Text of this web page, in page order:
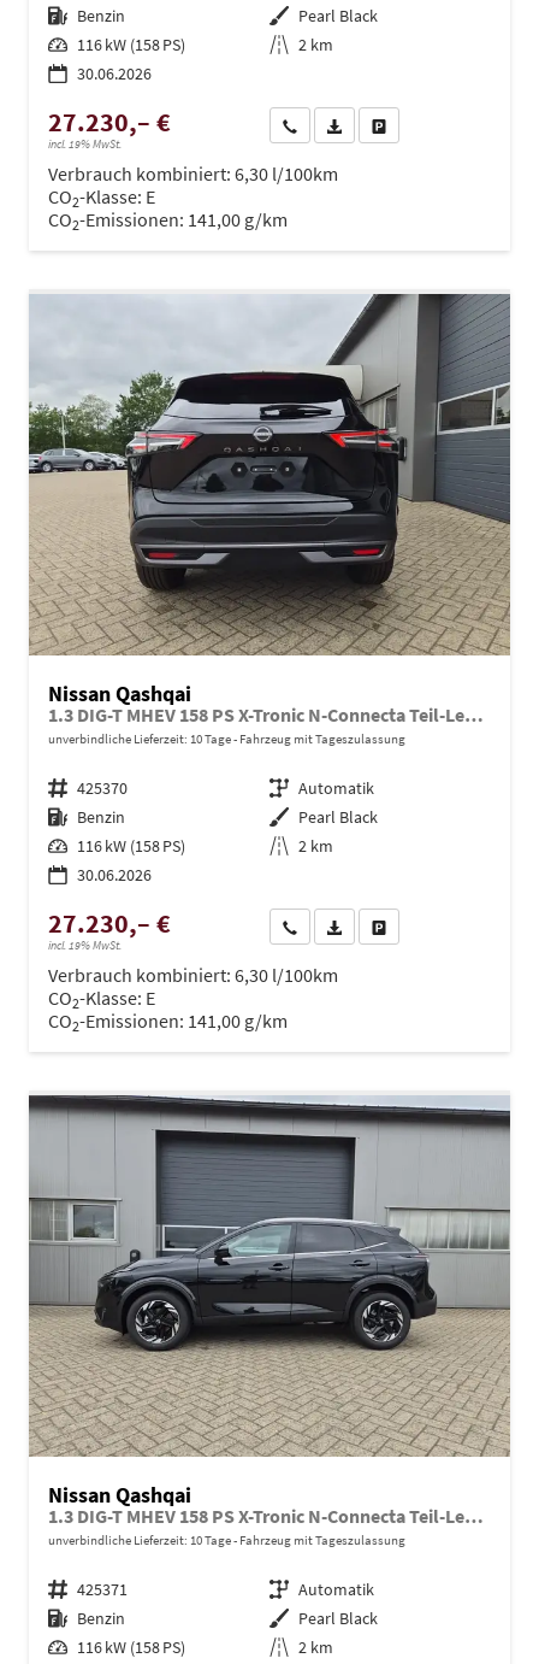
Kraftstoff Benzin Außenfarbe Pearl Black
Leistung 116 kW (158 PS) Kilometerstand 2 km
30.06.2026
27.230,– €
incl. 19% MwSt.
Wir rufen Sie anPDF-Datei, Fahrzeugexposé
Verbrauch kombiniert: 6,30 l/100km
CO2-Klasse: E
CO2-Emissionen: 141,00 g/km
Nissan Qashqai
1.3 DIG-T MHEV 158 PS X-Tronic N-Connecta Teil-Leder PanoGlasdach Klimaautomatik Sitzheizung Lenkradheizung Navi ACC PDC v+h 360°Kamera DAB Bluetooth Touchscreen Apple CarPlay Android Auto 18"LM
unverbindliche Lieferzeit: 10 Tage Fahrzeug mit Tageszulassung
Fahrzeugnr. 425370 Getriebe Automatik
Kraftstoff Benzin Außenfarbe Pearl Black
Leistung 116 kW (158 PS) Kilometerstand 2 km
30.06.2026
27.230,– €
incl. 19% MwSt.
Wir rufen Sie anPDF-Datei, Fahrzeugexposé
Verbrauch kombiniert: 6,30 l/100km
CO2-Klasse: E
CO2-Emissionen: 141,00 g/km
Nissan Qashqai
1.3 DIG-T MHEV 158 PS X-Tronic N-Connecta Teil-Leder PanoGlasdach Klimaautomatik Sitzheizung Lenkradheizung Navi ACC PDC v+h 360°Kamera DAB Bluetooth Touchscreen Apple CarPlay Android Auto 18"LM
unverbindliche Lieferzeit: 10 Tage Fahrzeug mit Tageszulassung
Fahrzeugnr. 425371 Getriebe Automatik
Kraftstoff Benzin Außenfarbe Pearl Black
Leistung 116 kW (158 PS) Kilometerstand 2 km